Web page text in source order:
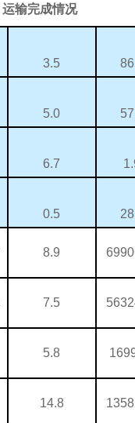
输完成情况
3.5
5.0
6.7
0.5
8.9
7.5
5.8
14.8